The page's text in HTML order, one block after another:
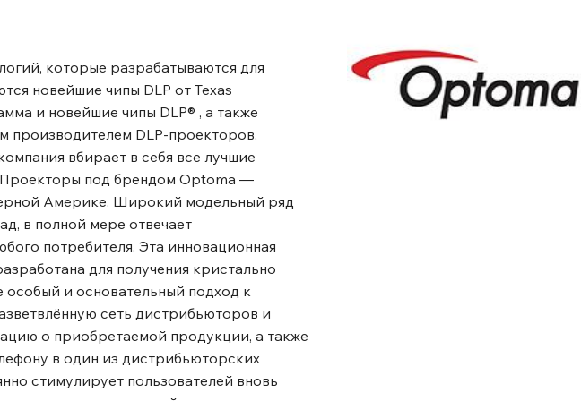
которые разрабатываются для
новейшие чипы DLP от Texas
и новейшие чипы DLP® , а также
производителем DLP-проекторов,
вбирает в себя все лучшие
Проекторы под брендом Optoma ―
Америке. Широкий модельный ряд
в полной мере отвечает
потребителя. Эта инновационная
для получения кристально
и основательный подход к
сеть дистрибьюторов и
о приобретаемой продукции, а также
в один из дистрибьюторских
стимулирует пользователей вновь